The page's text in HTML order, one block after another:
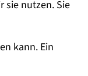
sie nutzen. Sie
kann. Ein